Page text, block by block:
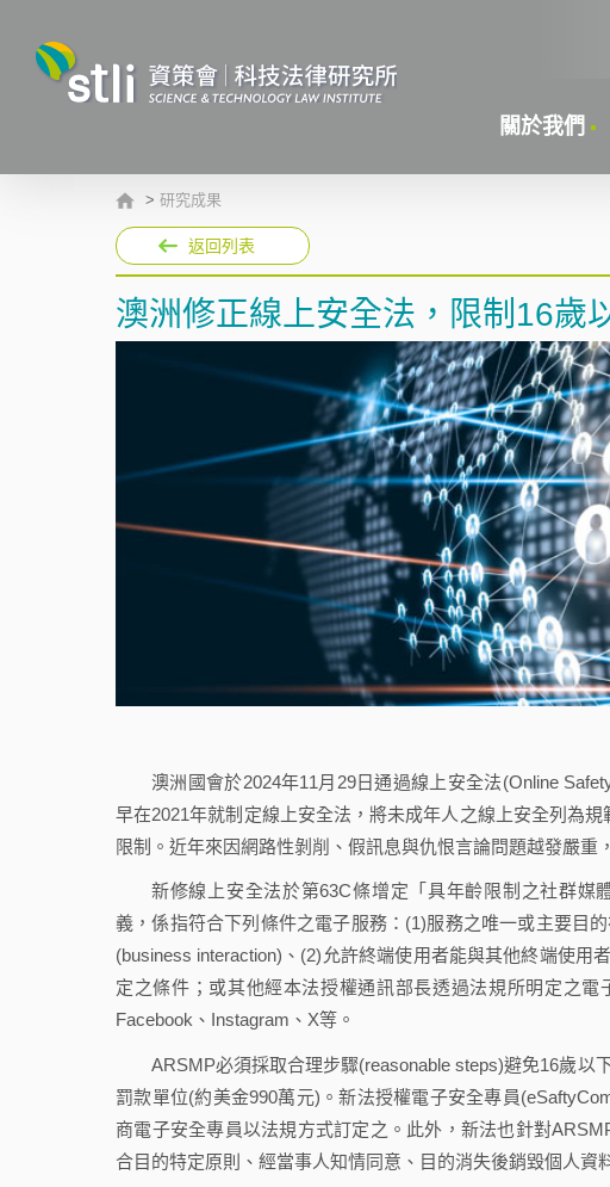
關於我們
> 研究成果
返回列表
澳洲修正線上安全法，限制16歲
澳洲國會於2024年11月29日通過線上安全法(Online
早在2021年就制定線上安全法，將未成年人之線上安全列為
限制。近年來因網路性剝削、假訊息與仇恨言論問題越發嚴重
新修線上安全法於第63C條增定「具年齡限制之社群媒
義，係指符合下列條件之電子服務：(1)服務之唯一或主要目
(business interaction)、(2)允許終端使用者能與其他終端使
定之條件；或其他經本法授權通訊部長透過法規所明定之電
Facebook、Instagram、X等。
ARSMP必須採取合理步驟(reasonable steps)避免16歲
罰款單位(約美金990萬元)。新法授權電子安全專員
商電子安全專員以法規方式訂定之。此外，新法也針對
合目的特定原則、經當事人知情同意、目的消失後銷毀個人資